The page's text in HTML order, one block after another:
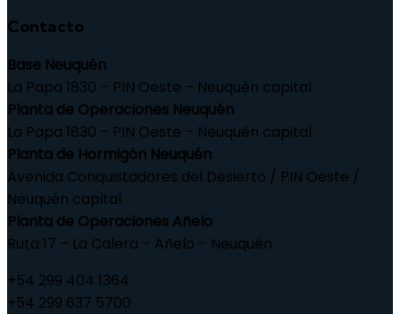
Contacto
Base Neuquén
La Papa 1830 – PIN Oeste – Neuquén capital
Planta de Operaciones Neuquén
La Papa 1830 – PIN Oeste – Neuquén capital
Planta de Hormigón Neuquén
Avenida Conquistadores del Desierto / PIN Oeste /
Neuquén capital
Planta de Operaciones Añelo
Ruta 17 – La Calera – Añelo – Neuquén
+54 299 404 1364
+54 299 637 5700